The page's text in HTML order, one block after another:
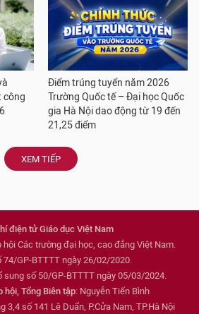
công
Điểm trúng tuyển năm 2026
Trường Quốc tế – Đại học Quốc
gia Hà Nội dao động từ 19 đến
21,25 điểm
XEM TIẾP
điện tử Giáo dục Việt Nam
hội Các trường đại học, cao đẳng Việt Nam.
74/GP-BTTTT ngày 26/02/2020.
sung số 50/GP-BTTTT ngày 05/03/2024.
hội, Tổng Biên tập: Nguyễn Tiến Bình
3,4 số 141 Lê Duẩn, P.Cửa Nam, TP.Hà Nội